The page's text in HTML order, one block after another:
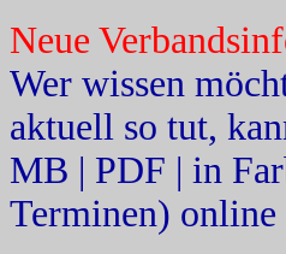
Neue
Wer wissen
aktuell so tut,
MB | PDF | in
Terminen) online